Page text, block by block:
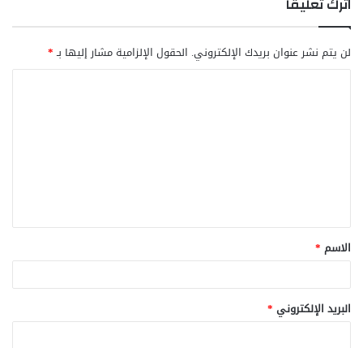
لن يتم نشر عنوان بريدك الإلكتروني. الحقول الإلزامية مشار إليها بـ*
ق
*
الاسم *
البريد الإلكتروني *